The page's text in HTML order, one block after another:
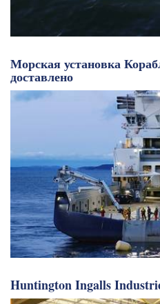
Морская установка
доставлено
Huntington Ingalls